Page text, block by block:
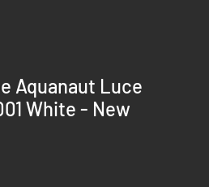
Aquanaut Luce
White - New